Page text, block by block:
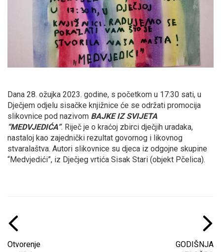
Dana 28. ožujka 2023. godine, s početkom u 17:30 sati, u
Dječjem odjelu sisačke knjižnice će se održati promocija
slikovnice pod nazivom BAJKE IZ SVIJETA
“MEDVJEDIĆA”. Riječ je o kraćoj zbirci dječjih uradaka,
nastaloj kao zajednički rezultat govornog i likovnog
stvaralaštva. Autori slikovnice su djeca iz odgojne skupine
“Medvjedići”, iz Dječjeg vrtića Sisak Stari (objekt Pčelica).
Otvorenje
GODIŠNJA